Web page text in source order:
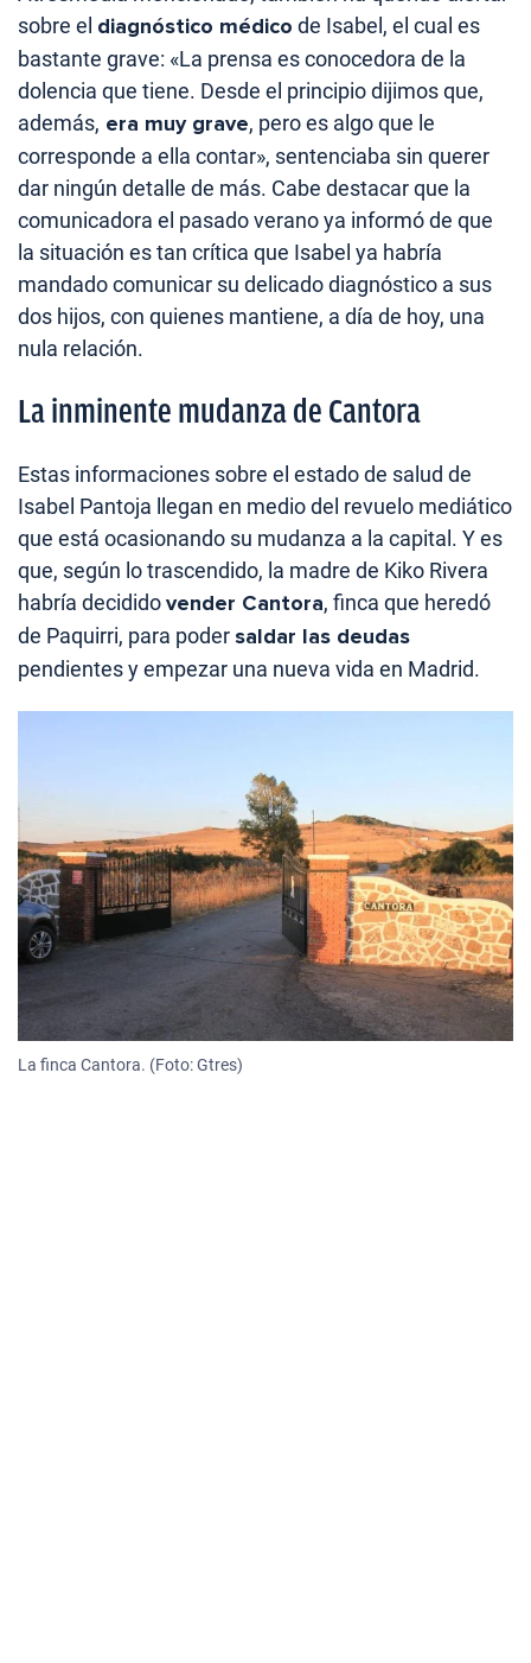
sobre el diagnóstico médico de Isabel, el cual es
bastante grave: «La prensa es conocedora de la
dolencia que tiene. Desde el principio dijimos que,
además, era muy grave, pero es algo que le
corresponde a ella contar», sentenciaba sin querer
dar ningún detalle de más. Cabe destacar que la
comunicadora el pasado verano ya informó de que
la situación es tan crítica que Isabel ya habría
mandado comunicar su delicado diagnóstico a sus
dos hijos, con quienes mantiene, a día de hoy, una
nula relación.
La inminente mudanza de Cantora
Estas informaciones sobre el estado de salud de
Isabel Pantoja llegan en medio del revuelo mediático
que está ocasionando su mudanza a la capital. Y es
que, según lo trascendido, la madre de Kiko Rivera
habría decididovender Cantora, finca que heredó
de Paquirri, para poder saldar las deudas
pendientes y empezar una nueva vida en Madrid.
La finca Cantora. (Foto: Gtres)